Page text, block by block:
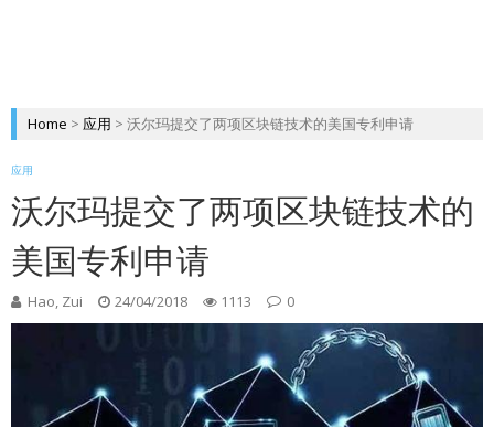
Home > 应用 > 沃尔玛提交了两项区块链技术的美国专利申请
应用
沃尔玛提交了两项区块链技术的
美国专利申请
Hao, Zui 24/04/2018 1113 0